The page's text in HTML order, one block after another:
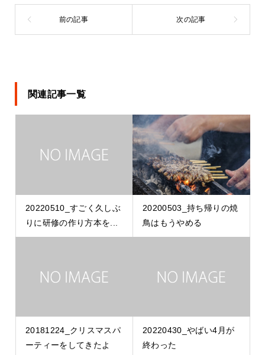
関連記事一覧
20220510_すごく久しぶ
りに研修の作り方本を...
20200503_持ち帰りの焼
鳥はもうやめる
20181224_クリスマスパ
ーティーをしてきたよ
20220430_やばい4月が
終わった